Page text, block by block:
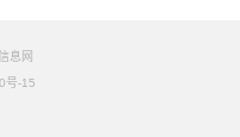
息网
号-15